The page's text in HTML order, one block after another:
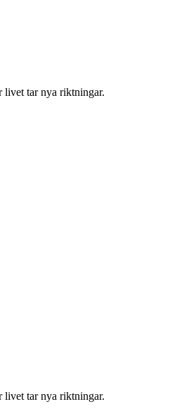
livet tar nya riktningar.
livet tar nya riktningar.